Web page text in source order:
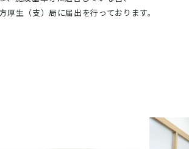
厚生（支）局に届出を行っております。